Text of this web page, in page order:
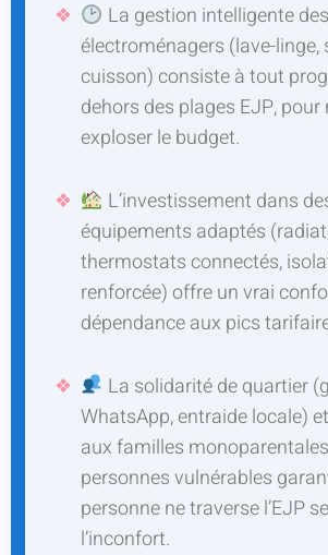
La gestion intelligente
électroménagers (lave-linge,
cuisson) consiste à tout
dehors des plages EJP, pour
exploser le budget.
L’investissement dans
équipements adaptés
thermostats connectés,
renforcée) offre un vrai
dépendance aux pics
La solidarité de quartier
WhatsApp, entraide locale)
aux familles
personnes vulnérables
personne ne traverse l’EJP
l’inconfort.